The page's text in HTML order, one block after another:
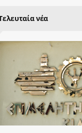
νέα